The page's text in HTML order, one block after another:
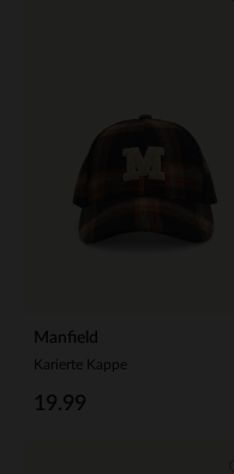
Manfield
Karierte Kappe
19.99